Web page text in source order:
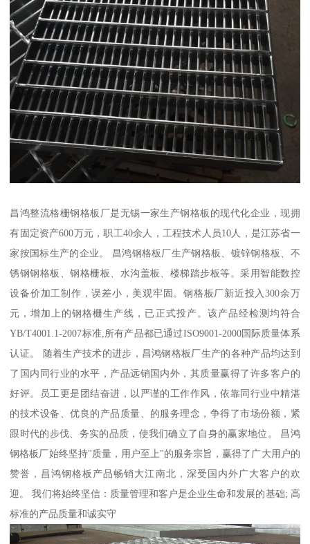
昌鸿整流格栅钢格板厂是无锡一家生产钢格板的现代化企业，现拥
有固定资产600万元，职工40余人，工程技术人员10人，是江苏省一
家按国标生产的企业。 昌鸿钢格板厂生产钢格板、镀锌钢格板、不
锈钢钢格板、钢格栅板、水沟盖板、楼梯踏步板等。采用智能数控
设备价加工制作，误差小，美观牢固。钢格板厂新近投入300余万
元，增加上的钢格栅生产线，已正式投产。该产品经检测均符合
YB/T4001.1-2007标准,所有产品都已通过ISO9001-2000国际质量体系
认证。 随着生产技术的进步，昌鸿钢格板厂生产的各种产品均达到
了国内同行业的水平，产品远销国内外，其质量赢得了许多客户的
好评。员工更是团结奋进，以严谨的工作作风，依靠同行业中精湛
的技术设备、优良的产品质量、的服务理念，争得了市场份额，紧
跟时代的步伐、务实的品质，使我们确立了自身的赢家地位。 昌鸿
钢格板厂始终坚持"质量，用户至上"的服务宗旨，赢得了广大用户的
赞誉，昌鸿钢格板产品畅销大江南北，深受国内外广大客户的欢
迎。 我们将始终坚信：质量管理和客户是企业生命和发展的基础; 高
标准的产品质量和诚实守